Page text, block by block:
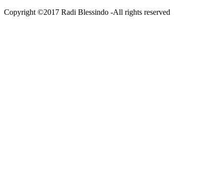
Copyright ©2017 Radi Blessindo -All rights reserved